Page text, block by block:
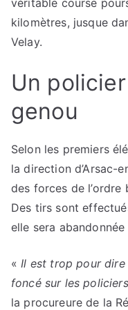
kilomètres, jusque
Velay.
Un
genou
Selon les premiers
la direction d’Arsac-
des forces de l’ordre
Des tirs sont
elle sera
« Il est trop pour dire
foncé sur les policiers
la procureure de la